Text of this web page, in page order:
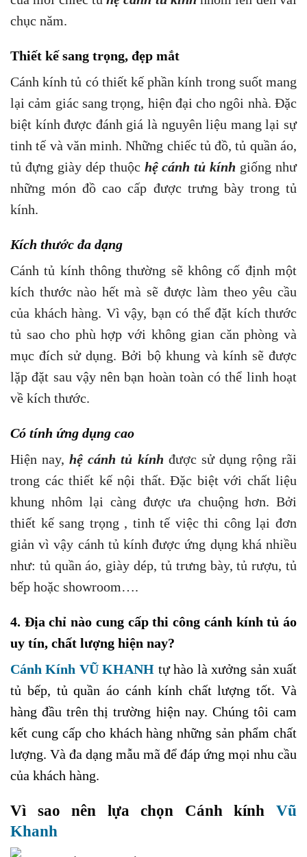
chục năm.
Thiết kế sang trọng, đẹp mắt
Cánh kính tủ có thiết kế phần kính trong suốt mang
lại cảm giác sang trọng, hiện đại cho ngôi nhà. Đặc
biệt kính được đánh giá là nguyên liệu mang lại sự
tinh tế và văn minh. Những chiếc tủ đồ, tủ quần áo,
tủ đựng giày dép thuộc hệ cánh tủ kính giống như
những món đồ cao cấp được trưng bày trong tủ
kính.
Kích thước đa dạng
Cánh tủ kính thông thường sẽ không cố định một
kích thước nào hết mà sẽ được làm theo yêu cầu
của khách hàng. Vì vậy, bạn có thể đặt kích thước
tủ sao cho phù hợp với không gian căn phòng và
mục đích sử dụng. Bởi bộ khung và kính sẽ được
lặp đặt sau vậy nên bạn hoàn toàn có thể linh hoạt
về kích thước.
Có tính ứng dụng cao
Hiện nay,hệ cánh tủ kính được sử dụng rộng rãi
trong các thiết kế nội thất. Đặc biệt với chất liệu
khung nhôm lại càng được ưa chuộng hơn. Bởi
thiết kế sang trọng , tinh tế việc thi công lại đơn
giản vì vậy cánh tủ kính được ứng dụng khá nhiều
như: tủ quần áo, giày dép, tủ trưng bày, tủ rượu, tủ
bếp hoặc showroom….
4. Địa chỉ nào cung cấp thi công cánh kính tủ áo
uy tín, chất lượng hiện nay?
Cánh Kính VŨ KHANH tự hào là xưởng sản xuất
tủ bếp, tủ quần áo cánh kính chất lượng tốt. Và
hàng đầu trên thị trường hiện nay. Chúng tôi cam
kết cung cấp cho khách hàng những sản phẩm chất
lượng. Và đa dạng mẫu mã để đáp ứng mọi nhu cầu
của khách hàng.
Vì sao nên lựa chọn Cánh kính Vũ
Khanh